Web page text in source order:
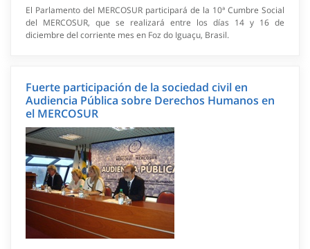
El Parlamento del MERCOSUR participará de la 10ª Cumbre Social
del MERCOSUR, que se realizará entre los días 14 y 16 de
diciembre del corriente mes en Foz do Iguaçu, Brasil.
Fuerte participación de la sociedad civil en
Audiencia Pública sobre Derechos Humanos en
el MERCOSUR